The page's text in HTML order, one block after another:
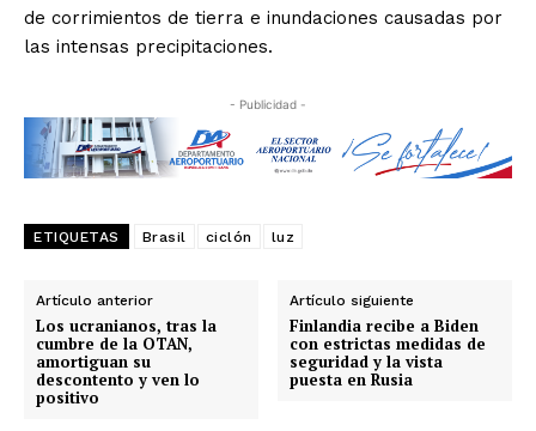
de corrimientos de tierra e inundaciones causadas por
las intensas precipitaciones.
- Publicidad -
ETIQUETAS Brasil ciclón luz
Artículo anterior
Los ucranianos, tras la
cumbre de la OTAN,
amortiguan su
descontento y ven lo
positivo
Artículo siguiente
Finlandia recibe a Biden
con estrictas medidas de
seguridad y la vista
puesta en Rusia